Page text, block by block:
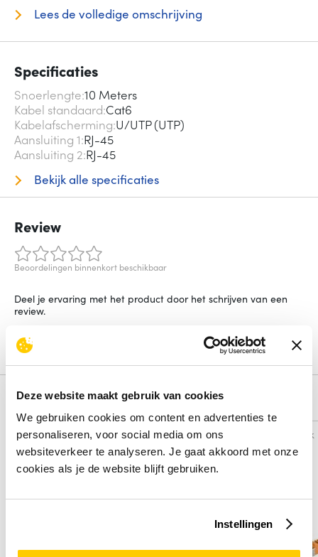
Deze website maakt gebruik van cookies
We gebruiken cookies om content en advertenties te
personaliseren, voor social media om ons
websiteverkeer te analyseren. Je gaat akkoord met onze
cookies als je de website blijft gebruiken.
Instellingen
Lees de volledige omschrijving
Specificaties
Snoerlengte 10 Meters
Kabel standaard Cat6
Kabelafscherming U/UTP (UTP)
Aansluiting 1 RJ-45
Aansluiting 2 RJ-45
Bekijk alle specificaties
Review
Beoordelingen binnenkort beschikbaar
Deel je ervaring met het product door het schrijven van een
review.
Schrijf een review
Alternatieven
Vergelijk Vergelijk